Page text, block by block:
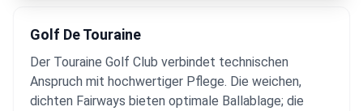
Golf De Touraine
Der Touraine Golf Club verbindet technischen
Anspruch mit hochwertiger Pflege. Die weichen,
dichten Fairways bieten optimale Ballablage; die